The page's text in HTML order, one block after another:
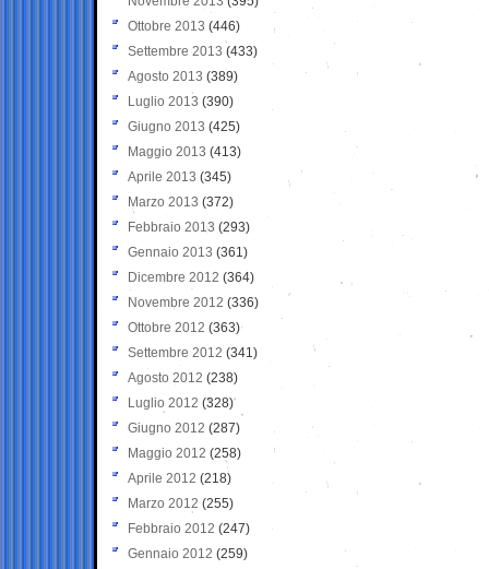
Ottobre 2013 (446)
Settembre 2013 (433)
Agosto 2013 (389)
Luglio 2013 (390)
Giugno 2013 (425)
Maggio 2013 (413)
Aprile 2013 (345)
Marzo 2013 (372)
Febbraio 2013 (293)
Gennaio 2013 (361)
Dicembre 2012 (364)
Novembre 2012 (336)
Ottobre 2012 (363)
Settembre 2012 (341)
Agosto 2012 (238)
Luglio 2012 (328)
Giugno 2012 (287)
Maggio 2012 (258)
Aprile 2012 (218)
Marzo 2012 (255)
Febbraio 2012 (247)
Gennaio 2012 (259)